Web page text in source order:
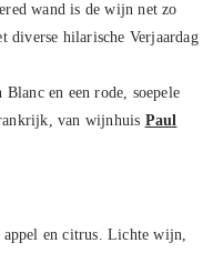
wand is de wijn net zo
diverse hilarische Verjaardag
en een rode, soepele
van wijnhuis Paul
en citrus. Lichte wijn,